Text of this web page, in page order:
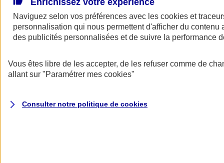
Assurance multirisque agricole
transformation et de diversification
Enrichissez votre expérience
Naviguez selon vos préférences avec les cookies et
personnalisation qui nous permettent d'afficher du contenu
des publicités personnalisées et de suivre la performance
Vous êtes libre de les accepter, de les refuser comme de
allant sur "Paramétrer mes cookies"
Consulter notre politique de cookies